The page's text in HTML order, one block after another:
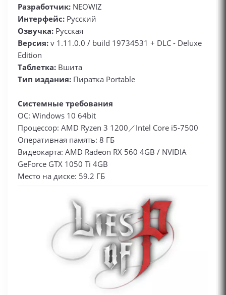
Разработчик: NEOWIZ
Интерфейс: Русский
Озвучка: Русская
Версия: v 1.11.0.0 / build 19734531 + DLC - Deluxe
Edition
Таблетка: Вшита
Тип издания: Пиратка Portable
Системные требования
ОС: Windows 10 64bit
Процессор: AMD Ryzen 3 1200／Intel Core i5-7500
Оперативная память: 8 ГБ
Видеокарта: AMD Radeon RX 560 4GB / NVIDIA
GeForce GTX 1050 Ti 4GB
Место на диске: 59.2 ГБ